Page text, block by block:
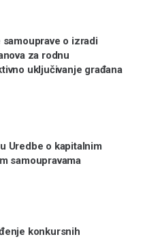
o izradi
za rodnu
uključivanje građana
Uredbe o kapitalnim
samoupravama
konkursnih